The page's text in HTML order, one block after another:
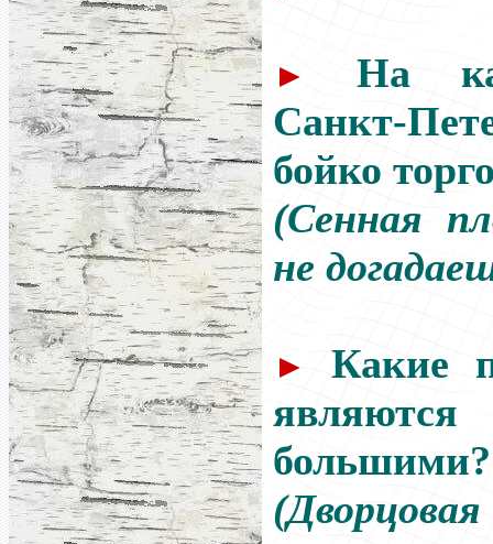
►
На
Санкт-
бойко
(Сенная
не
►
Какие
большими?